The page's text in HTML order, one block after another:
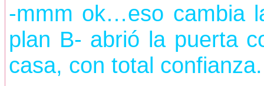
-mmm ok…eso cambia
plan B- abrió la puerta
casa, con total confianza.